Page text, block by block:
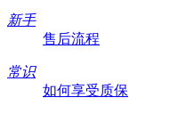
新手
售后流程
常识
如何享受质保